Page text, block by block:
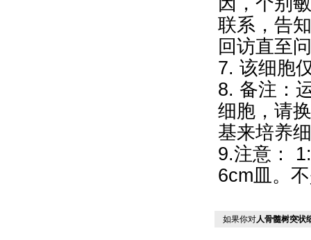
联系，告
回访直至
7. 该细胞
8. 备注：
细胞，请
基来培养
9.注意：
6cm皿。
如果你对人骨髓树突状